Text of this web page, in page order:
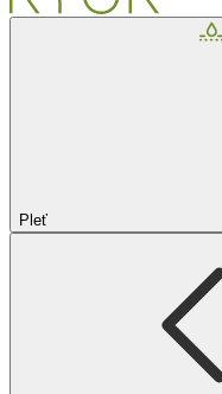
Pleť